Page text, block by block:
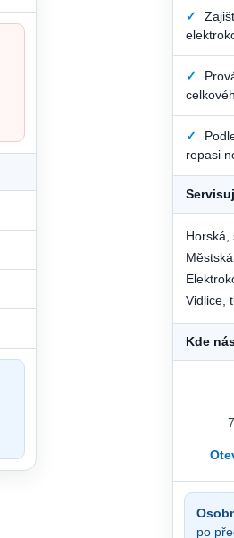
✓
✓
✓
repasi
Horská,
Vidlice,
Kde
po